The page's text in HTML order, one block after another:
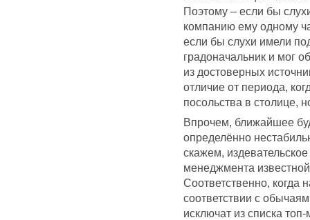
Поэтому – если бы
компанию ему одному
если бы слухи имели
градоначальник и мог
из достоверных
отличие от периода,
посольства в столице,
Впрочем, ближайшее
определённо
скажем,
менеджмента
Соответственно, когда
соответствии с
исключат из списка